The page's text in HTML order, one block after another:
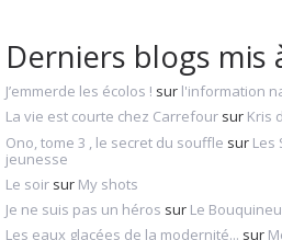
Derniers blogs mis
J’emmerde les écolos ! sur l'information
La vie est courte chez Carrefour sur Kris
Ono, tome 3 , le secret du souffle sur Les
jeunesse
Le soir sur My shots
Je ne suis pas un héros sur Le
Les eaux glacées de la modernité... sur